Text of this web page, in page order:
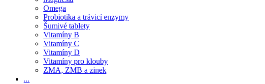
Omega
Probiotika a trávicí enzymy
Šumivé tablety
Vitamíny B
Vitamíny C
Vitamíny D
Vitamíny pro klouby
ZMA, ZMB a zinek
...